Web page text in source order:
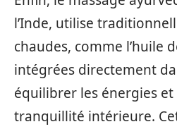
l’Inde, utilise
chaudes, comme l’huile
intégrées directement
équilibrer les énergies
tranquillité intérieure.